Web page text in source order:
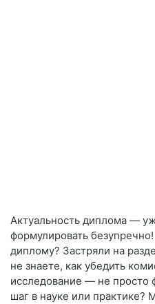
Актуальность диплома —
формулировать
диплому? Застряли на
не знаете, как убедить
исследование — не просто
шаг в науке или практике?